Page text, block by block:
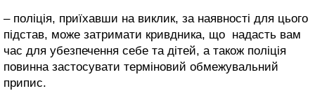
– поліція, приїхавши на виклик, за наявності для цього
підстав, може затримати кривдника, що надасть вам
час для убезпечення себе та дітей, а також поліція
повинна застосувати терміновий обмежувальний
припис.